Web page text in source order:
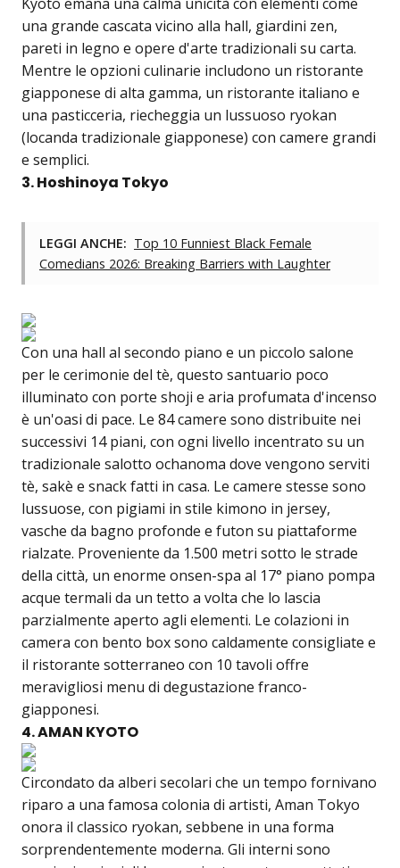
una grande cascata vicino alla hall, giardini zen,
pareti in legno e opere d'arte tradizionali su carta.
Mentre le opzioni culinarie includono un ristorante
giapponese di alta gamma, un ristorante italiano e
una pasticceria, riecheggia un lussuoso ryokan
(locanda tradizionale giapponese) con camere grandi
e semplici.
3. Hoshinoya Tokyo
LEGGI ANCHE: Top 10 Funniest Black Female
Comedians 2026: Breaking Barriers with Laughter
Con una hall al secondo piano e un piccolo salone
per le cerimonie del tè, questo santuario poco
illuminato con porte shoji e aria profumata d'incenso
è un'oasi di pace. Le 84 camere sono distribuite nei
successivi 14 piani, con ogni livello incentrato su un
tradizionale salotto ochanoma dove vengono serviti
tè, sakè e snack fatti in casa. Le camere stesse sono
lussuose, con pigiami in stile kimono in jersey,
vasche da bagno profonde e futon su piattaforme
rialzate. Proveniente da 1.500 metri sotto le strade
della città, un enorme onsen-spa al 17° piano pompa
acque termali da un tetto a volta che lo lascia
parzialmente aperto agli elementi. Le colazioni in
camera con bento box sono caldamente consigliate e
il ristorante sotterraneo con 10 tavoli offre
meravigliosi menu di degustazione franco-
giapponesi.
4. AMAN KYOTO
Circondato da alberi secolari che un tempo fornivano
riparo a una famosa colonia di artisti, Aman Tokyo
onora il classico ryokan, sebbene in una forma
sorprendentemente moderna. Gli interni sono